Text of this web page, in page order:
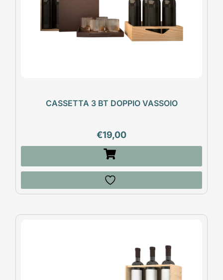
CASSETTA 3 BT DOPPIO VASSOIO
€19,00